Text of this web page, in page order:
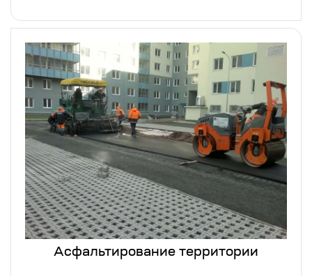
Асфальтирование территории